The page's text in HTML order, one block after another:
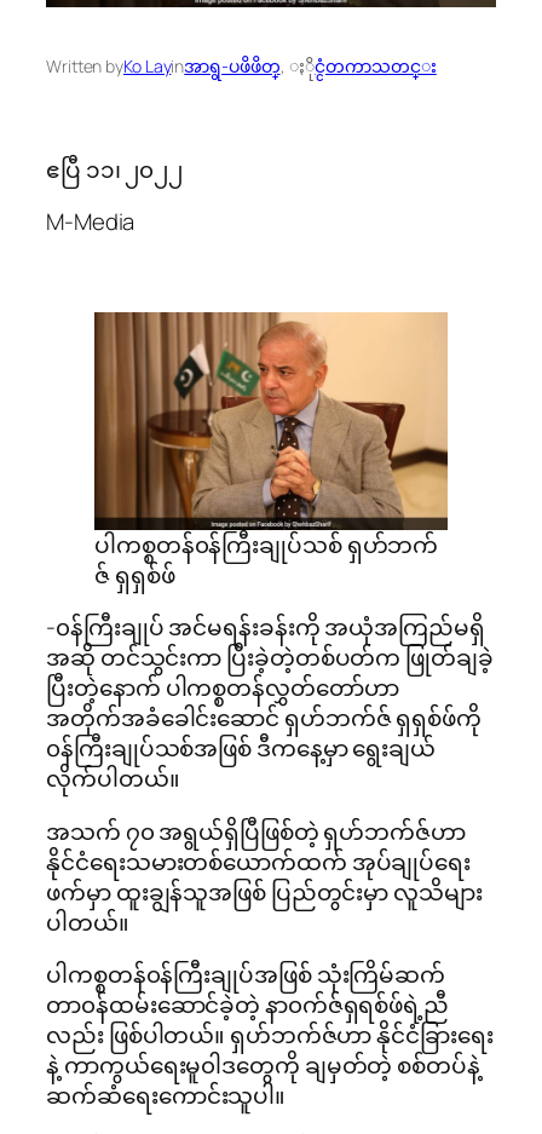
Written byKo Layinအာရွ-ပဖိဖိတ္, ႏိုင္ငံတကာသတင္း
ဧပြီ ၁၁၊ ၂၀၂၂
M-Media
ပါကစ္စတန်၀န်ကြီးချုပ်သစ် ရှဟ်ဘက်
ဇ် ရှရှစ်ဖ်
-၀န်ကြီးချုပ် အင်မရန်းခန်းကို အယုံအကြည်မရှိ
အဆို တင်သွင်းကာ ပြီးခဲ့တဲ့တစ်ပတ်က ဖြုတ်ချခဲ့
ပြီးတဲ့နောက် ပါကစ္စတန်လွှတ်တော်ဟာ
အတိုက်အခံခေါင်းဆောင် ရှဟ်ဘက်ဇ် ရှရှစ်ဖ်ကို
၀န်ကြီးချုပ်သစ်အဖြစ် ဒီကနေ့မှာ ရွေးချယ်
လိုက်ပါတယ်။
အသက် ၇၀ အရွယ်ရှိပြီဖြစ်တဲ့ ရှဟ်ဘက်ဇ်ဟာ
နိုင်ငံရေးသမားတစ်ယောက်ထက် အုပ်ချုပ်ရေး
ဖက်မှာ ထူးချွန်သူအဖြစ် ပြည်တွင်းမှာ လူသိများ
ပါတယ်။
ပါကစ္စတန်၀န်ကြီးချုပ်အဖြစ် သုံးကြိမ်ဆက်
တာ၀န်ထမ်းဆောင်ခဲ့တဲ့ နာ၀က်ဇ်ရှရစ်ဖ်ရဲ့ညီ
လည်း ဖြစ်ပါတယ်။ ရှဟ်ဘက်ဇ်ဟာ နိုင်ငံခြားရေး
နဲ့ ကာကွယ်ရေးမူ၀ါဒတွေကို ချမှတ်တဲ့ စစ်တပ်နဲ့
ဆက်ဆံရေးကောင်းသူပါ။